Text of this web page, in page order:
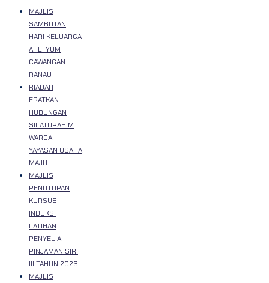
MAJLIS
SAMBUTAN
HARI KELUARGA
AHLI YUM
CAWANGAN
RANAU
RIADAH
ERATKAN
HUBUNGAN
SILATURAHIM
WARGA
YAYASAN USAHA
MAJU
MAJLIS
PENUTUPAN
KURSUS
INDUKSI
LATIHAN
PENYELIA
PINJAMAN SIRI
III TAHUN 2026
MAJLIS